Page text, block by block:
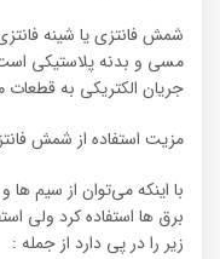
شمش فانتزی یا شینه
مسی و بدنه پلاستیکی
جریان الکتریکی به قطعات
مزیت استفاده از شمش
با اینکه می‌توان از سیم ها
برق ها استفاده کرد ولی
زیر را در پی دارد از جمله :